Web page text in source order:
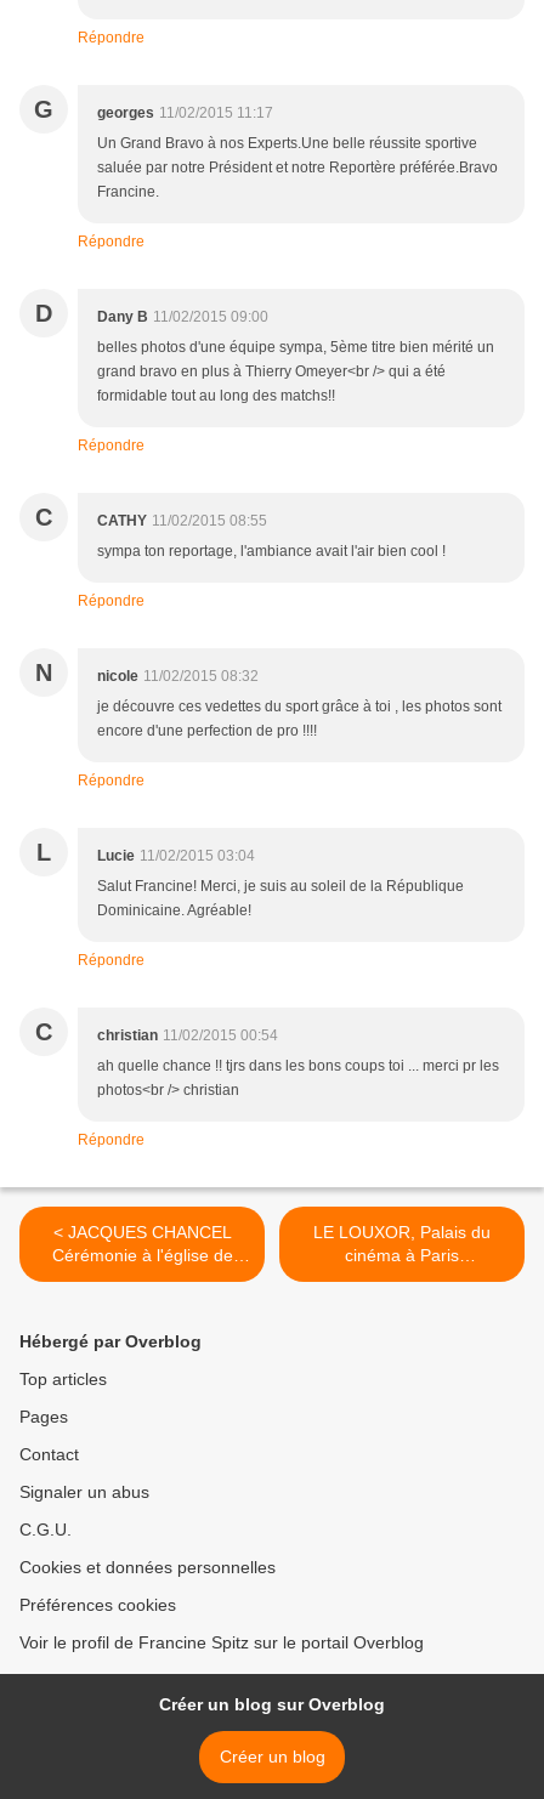
Répondre
G georges 11/02/2015 11:17
Un Grand Bravo à nos Experts.Une belle réussite sportive
saluée par notre Président et notre Reportère préférée.Bravo
Francine.
Répondre
D Dany B 11/02/2015 09:00
belles photos d'une équipe sympa, 5ème titre bien mérité un
grand bravo en plus à Thierry Omeyer<br /> qui a été
formidable tout au long des matchs!!
Répondre
C CATHY 11/02/2015 08:55
sympa ton reportage, l'ambiance avait l'air bien cool !
Répondre
N nicole 11/02/2015 08:32
je découvre ces vedettes du sport grâce à toi , les photos sont
encore d'une perfection de pro !!!!
Répondre
L Lucie 11/02/2015 03:04
Salut Francine! Merci, je suis au soleil de la République
Dominicaine. Agréable!
Répondre
C christian 11/02/2015 00:54
ah quelle chance !! tjrs dans les bons coups toi ... merci pr les
photos<br /> christian
Répondre
< JACQUES CHANCEL
Cérémonie à l'église de
Saint-Germain-des-Prés
LE LOUXOR, Palais du
cinéma à Paris
(23/01/2015) >
Hébergé par Overblog
Top articles
Pages
Contact
Signaler un abus
C.G.U.
Cookies et données personnelles
Préférences cookies
Voir le profil de Francine Spitz sur le portail Overblog
Créer un blog sur Overblog
Créer un blog